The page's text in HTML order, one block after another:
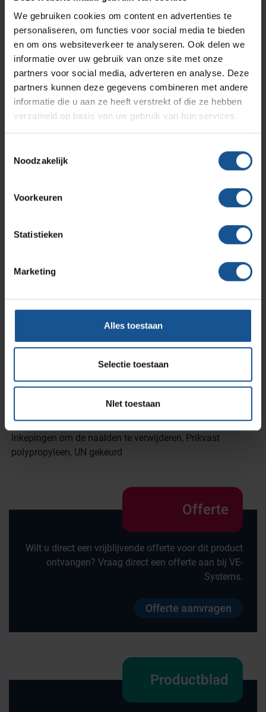
We gebruiken cookies om content en advertenties te
personaliseren, om functies voor social media te bieden
en om ons websiteverkeer te analyseren. Ook delen we
informatie over uw gebruik van onze site met onze
partners voor social media, adverteren en analyse. Deze
partners kunnen deze gegevens combineren met andere
informatie die u aan ze heeft verstrekt of die ze hebben
verzameld op basis van uw gebruik van hun services.
Noodzakelijk
Voorkeuren
Statistieken
Marketing
Alles toestaan
Selectie toestaan
NIet toestaan
60
Branche
Afvalinzamelaars, Laboratoria, Ziekenhuizen en klinieken,
Breedte
148
Duurzaam
Gewicht
Hoogte
Materiaal
Merk
Onderdeel van
Voordelen
Bij verbranding komen geen schadelijke stoffen vrij,
Eenvoudig in gebruik, Indicatie voor maximaal vulniveau,
Inkepingen om de naalden te verwijderen, Prikvast
polypropyleen, UN gekeurd
Offerte
Wilt u direct een vrijblijvende offerte voor dit product
ontvangen? Vraag direct een offerte aan bij VE-
Systems.
Offerte aanvragen
Productblad
Solutions
Productlijnen
Medische afvalverpakkingen
Assortiment
Onze merken
Hammerlit
Septodry
Metro
Contact
Ons team
Klantcases